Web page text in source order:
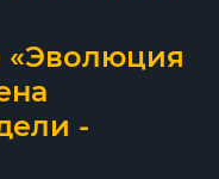
«Эволюция
-